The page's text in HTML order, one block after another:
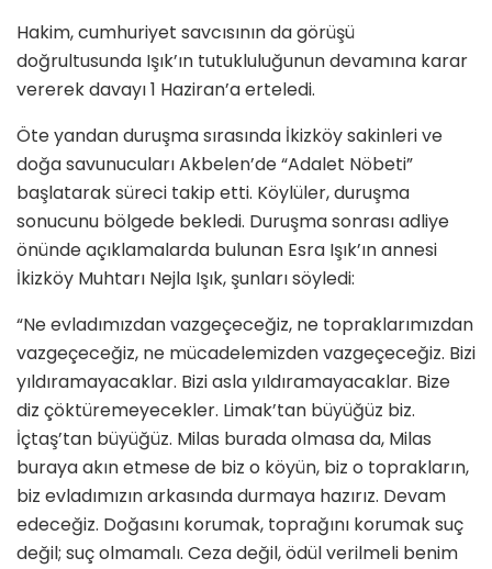
Hakim, cumhuriyet savcısının da görüşü
doğrultusunda Işık’ın tutukluluğunun devamına karar
vererek davayı 1 Haziran’a erteledi.
Öte yandan duruşma sırasında İkizköy sakinleri ve
doğa savunucuları Akbelen’de “Adalet Nöbeti”
başlatarak süreci takip etti. Köylüler, duruşma
sonucunu bölgede bekledi. Duruşma sonrası adliye
önünde açıklamalarda bulunan Esra Işık’ın annesi
İkizköy Muhtarı Nejla Işık, şunları söyledi:
“Ne evladımızdan vazgeçeceğiz, ne topraklarımızdan
vazgeçeceğiz, ne mücadelemizden vazgeçeceğiz. Bizi
yıldıramayacaklar. Bizi asla yıldıramayacaklar. Bize
diz çöktüremeyecekler. Limak’tan büyüğüz biz.
İçtaş’tan büyüğüz. Milas burada olmasa da, Milas
buraya akın etmese de biz o köyün, biz o toprakların,
biz evladımızın arkasında durmaya hazırız. Devam
edeceğiz. Doğasını korumak, toprağını korumak suç
değil; suç olmamalı. Ceza değil, ödül verilmeli benim